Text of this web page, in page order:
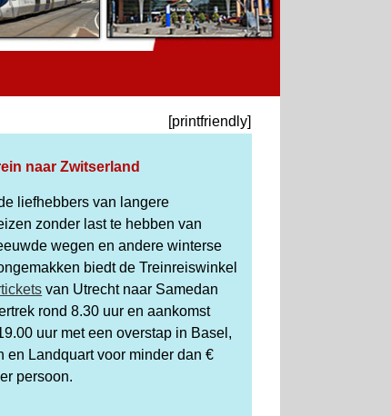
[printfriendly]
naar Zwitserland
liefhebbers van langere
zonder last te hebben van
wegen en andere winterse
biedt de Treinreiswinkel
van Utrecht naar Samedan
rond 8.30 uur en aankomst
uur met een overstap in Basel,
en Landquart voor minder dan €
persoon.